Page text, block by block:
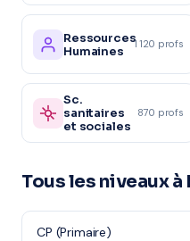
Ressources
Humaines
1 120 profs
Sc.
sanitaires
et sociales
870 profs
Tous les niveaux à
CP (Primaire)